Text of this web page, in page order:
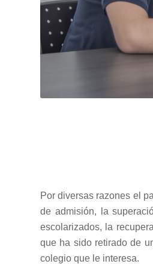
Por diversas razones el
de admisión, la
escolarizados, la
que ha sido retirado de
colegio que le interesa.